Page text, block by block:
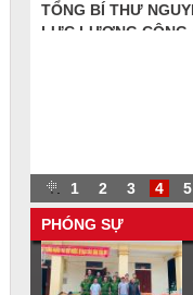
TỔNG BÍ THƯ
LỰC LƯỢNG CÔNG
. 1 2 3 4 5
PHÓNG SỰ